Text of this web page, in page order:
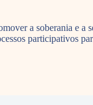
a soberania e a
participativos